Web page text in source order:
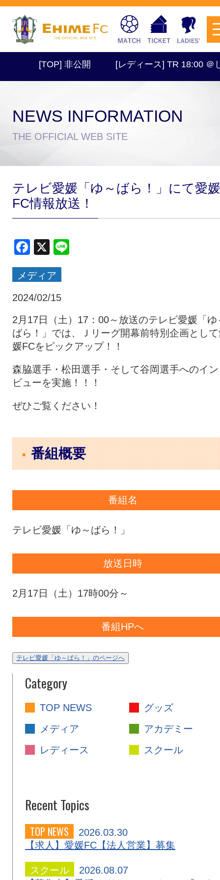
試合日程・結果
スクール
チケットを購入
トップチーム
スポンサー
[TOP] 非公開 [レディース] TR 18:00 ＠し
NEWS INFORMATION
THE OFFICIAL WEB SITE
テレビ愛媛「ゆ～ばら！」にて愛媛
FC情報放送！
Facebook
X
メディア
2024/02/15
2月17日（土）17：00～放送のテレビ愛媛「ゆ
ばら！」では、Ｊリーグ開幕前特別企画とし
媛FCをピックアップ！！
森脇選手・松田選手・そして谷岡選手へのイ
ビューを実施！！！
ぜひご覧ください！
番組概要
番組名
テレビ愛媛「ゆ～ばら！」
放送日時
2月17日（土）17時00分～
番組HPへ
テレビ愛媛「ゆ～ばら！」のページへ
Category
TOP NEWS
グッズ
メディア
アカデミー
レディース
スクール
Recent Topics
TOP NEWS
2026.03.30
【求人】愛媛FC【法人営業】募集
スクール
2026.08.07